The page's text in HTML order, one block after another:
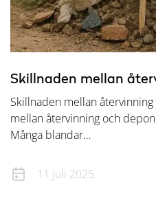
Skillnaden mellan
Skillnaden mellan
mellan återvinning och
Många blandar…
11 juli 2025